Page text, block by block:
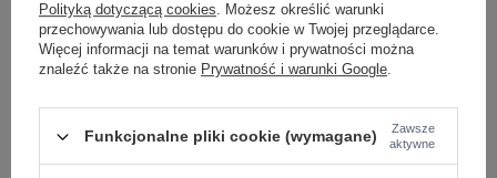
jasny różowy
M 2016103020577 -
XL 2016103020591 - +
Polityką dotyczącą cookies. Możesz określić warunki
przechowywania lub dostępu do cookie w Twojej przeglądarce.
Więcej informacji na temat warunków i prywatności można
znaleźć także na stronie Prywatność i warunki Google.
Funkcjonalne pliki cookie (wymagane)
Zawsze
aktywne